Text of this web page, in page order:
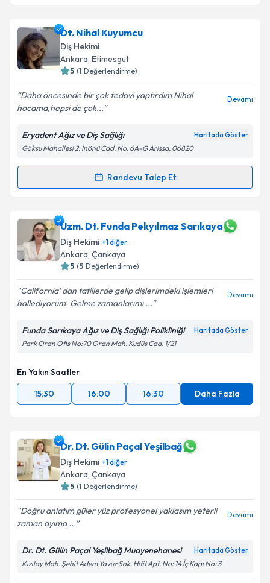
Dt. Nihal Kuyumcu
Diş Hekimi
Ankara, Etimesgut
5 (1 Değerlendirme)
Daha öncesinde bir çok tedavi yaptırdım Nihal
hocama,hepsi de çok...
Devamı
Eryadent Ağız ve Diş Sağlığı Haritada Göster
Göksu Mahallesi 2. İnönü Cad. No: 6A-G Arissa, 06820
Randevu Talep Et
Randevu Takvimi Talebi
Dt. Nihal Kuyumcuiçin randevu takvimi talebi
oluşturun. Size bu uzmandan randevu almanız için bir
takvim hazırlandığında e-posta ile bilgilendireceğiz.
E-posta Adresiniz
Kişisel verilerimin işlenmesine ilişkin
Aydınlatma
Metni'ni okudum ve kişisel verilerimin belirtilen
Takvim Talebini Gönder
Uzm. Dt. Funda Pekyılmaz Sarıkaya
Diş Hekimi +1diğer
Ankara, Çankaya
5 (5 Değerlendirme)
California' dan tatillerde gelip dişlerimdeki işlemleri
hallediyorum. Gelme zamanlarımı ...
Devamı
Funda Sarıkaya Ağız ve Diş Sağlığı Polikliniği Haritada Göster
Park Oran Ofis No:70 Oran Mah. Kudüs Cad. 1/21
En Yakın Saatler
15:30
16:00 16:30 Daha Fazla
Dr. Dt. Gülin Paçal Yeşilbağ
Diş Hekimi +1diğer
Ankara, Çankaya
5 (1 Değerlendirme)
Doğru anlatım güler yüz profesyonel yaklasım yeterli
zaman ayıma ...
Devamı
Dr. Dt. Gülin Paçal Yeşilbağ Muayenehanesi Haritada Göster
Kızılay Mah. Şehit Adem Yavuz Sok. Hitit Apt. No: 14 İç Kapı No: 3